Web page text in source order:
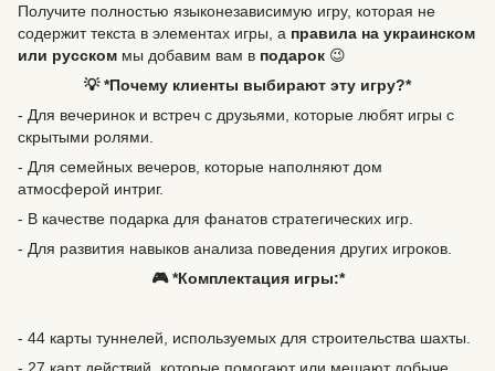
Получите полностью языконезависимую игру, которая не
содержит текста в элементах игры, а правила на украинском
или русском мы добавим вам в подарок 😉
💡 *Почему клиенты выбирают эту игру?*
- Для вечеринок и встреч с друзьями, которые любят игры с
скрытыми ролями.
- Для семейных вечеров, которые наполняют дом
атмосферой интриг.
- В качестве подарка для фанатов стратегических игр.
- Для развития навыков анализа поведения других игроков.
🎮 *Комплектация игры:*
- 44 карты туннелей, используемых для строительства шахты.